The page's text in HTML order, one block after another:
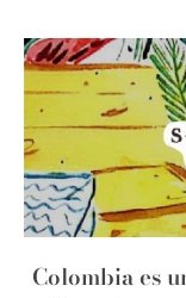
Colombia es